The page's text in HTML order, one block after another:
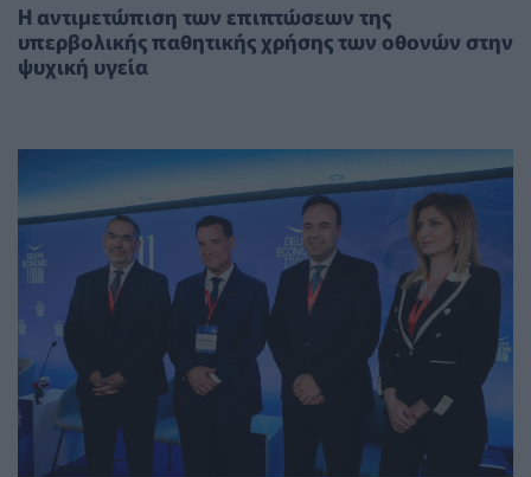
Η αντιμετώπιση των επιπτώσεων της
υπερβολικής παθητικής χρήσης των οθονών στην
ψυχική υγεία